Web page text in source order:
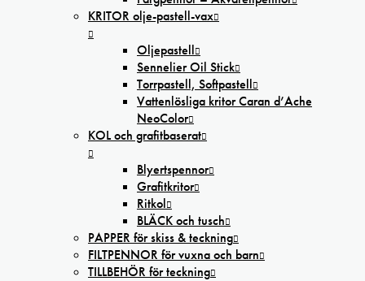
KRITOR olje-pastell-vax
Oljepastell
Sennelier Oil Stick
Torrpastell, Softpastell
Vattenlösliga kritor Caran d’Ache
NeoColor
KOL och grafitbaserat
Blyertspennor
Grafitkritor
Ritkol
BLÄCK och tusch
PAPPER för skiss & teckning
FILTPENNOR för vuxna och barn
TILLBEHÖR för teckning